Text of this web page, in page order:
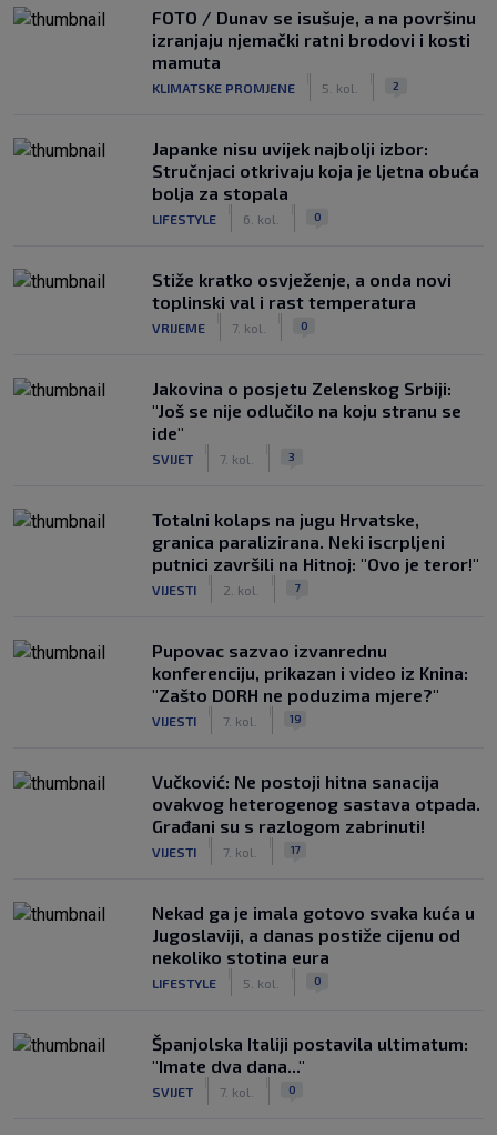
FOTO / Dunav se isušuje, a na površinu
izranjaju njemački ratni brodovi i kosti
mamuta
KLIMATSKE PROMJENE 5. kol. 2
Japanke nisu uvijek najbolji izbor:
Stručnjaci otkrivaju koja je ljetna obuća
bolja za stopala
LIFESTYLE 6. kol. 0
Stiže kratko osvježenje, a onda novi
toplinski val i rast temperatura
VRIJEME 7. kol. 0
Jakovina o posjetu Zelenskog Srbiji:
"Još se nije odlučilo na koju stranu se
ide"
SVIJET 7. kol. 3
Totalni kolaps na jugu Hrvatske,
granica paralizirana. Neki iscrpljeni
putnici završili na Hitnoj: "Ovo je teror!"
VIJESTI 2. kol. 7
Pupovac sazvao izvanrednu
konferenciju, prikazan i video iz Knina:
"Zašto DORH ne poduzima mjere?"
VIJESTI 7. kol. 19
Vučković: Ne postoji hitna sanacija
ovakvog heterogenog sastava otpada.
Građani su s razlogom zabrinuti!
VIJESTI 7. kol. 17
Nekad ga je imala gotovo svaka kuća u
Jugoslaviji, a danas postiže cijenu od
nekoliko stotina eura
LIFESTYLE 5. kol. 0
Španjolska Italiji postavila ultimatum:
"Imate dva dana..."
SVIJET 7. kol. 0